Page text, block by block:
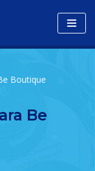
Boutique
Be